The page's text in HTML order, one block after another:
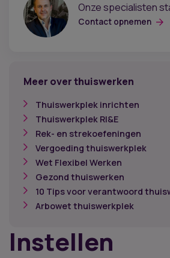
Onze specialisten
Contact opnemen
Meer over thuiswerken
Thuiswerkplek inrichten
Thuiswerkplek RI&E
Rek- en strekoefeningen
Vergoeding thuiswerkplek
Wet Flexibel Werken
Gezond thuiswerken
10 Tips voor verantwoord
Arbowet thuiswerkplek
Instellen